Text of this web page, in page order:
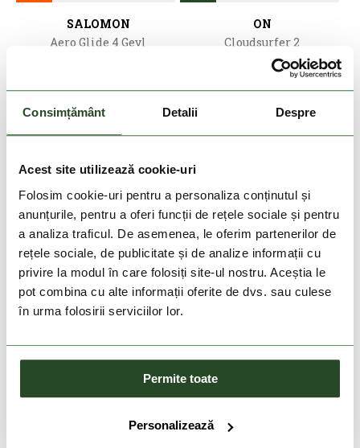
Consimțământ Detalii Despre
Acest site utilizează cookie-uri
Folosim cookie-uri pentru a personaliza conținutul și
anunțurile, pentru a oferi funcții de rețele sociale și pentru
a analiza traficul. De asemenea, le oferim partenerilor de
rețele sociale, de publicitate și de analize informații cu
privire la modul în care folosiți site-ul nostru. Aceștia le
pot combina cu alte informații oferite de dvs. sau culese
în urma folosirii serviciilor lor.
Permite toate
Personalizează
SALOMON
Aero Glide 4 Gevl
ON
Cloudsurfer 2
735 Lei
-20%
44.5 45
Cloudsurfer Max
40 42